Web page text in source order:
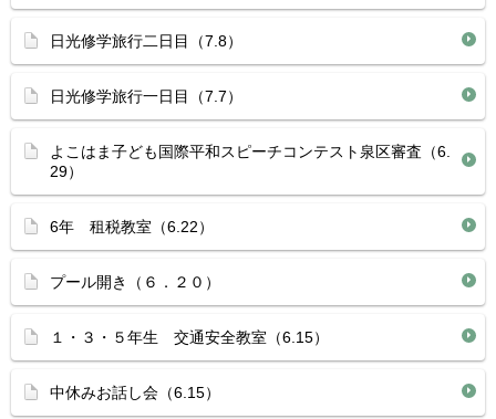
日光修学旅行二日目（7.8）
日光修学旅行一日目（7.7）
よこはま子ども国際平和スピーチコンテスト泉区審査（6.
29）
6年 租税教室（6.22）
プール開き（６．２０）
１・３・５年生 交通安全教室（6.15）
中休みお話し会（6.15）